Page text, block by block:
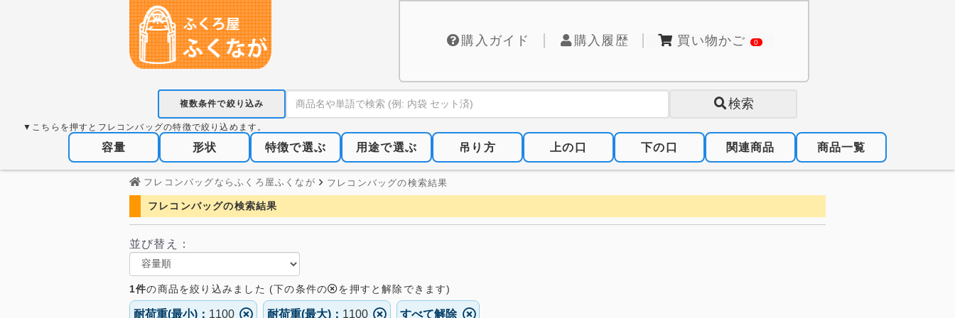
購入ガイド 購入履歴 買い物かご 0
複数条件で絞り込み 検索
▼こちらを押すとフレコンバッグの特徴で絞り込めます。
容量 形状 特徴で選ぶ 用途で選ぶ 吊り方 上の口 下の口 関連商品 商品一覧
フレコンバッグならふくろ屋ふくなが フレコンバッグの検索結果
フレコンバッグの検索結果
並び替え：
1件の商品を絞り込みました (下の条件の を押すと解除できます)
耐荷重(最小)： 1100 耐荷重(最大)： 1100 すべて解除